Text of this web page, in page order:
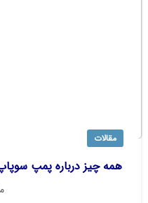
مقالات
همه چیز درباره پمپ